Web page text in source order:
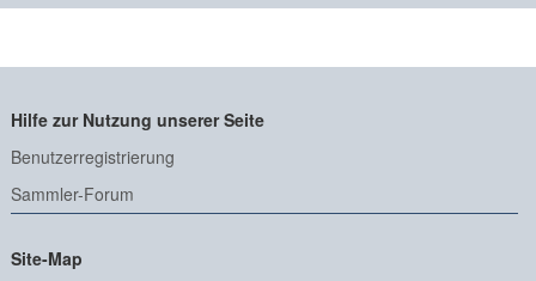
Hilfe zur Nutzung unserer Seite
Benutzerregistrierung
Sammler-Forum
Site-Map